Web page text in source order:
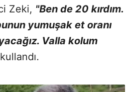
Zeki, "Ben de 20 kırdım.
yumuşak et oranı
Valla kolum